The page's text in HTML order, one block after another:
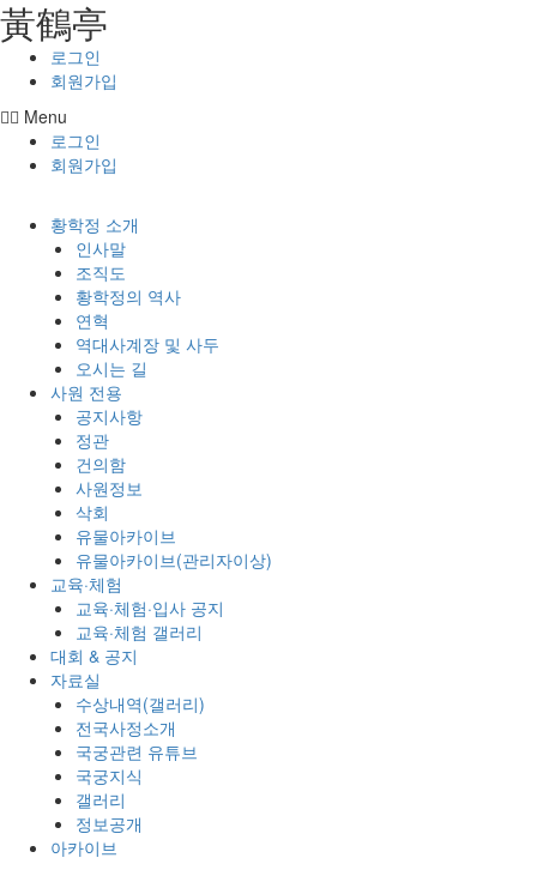
콘텐츠로
건너뛰기
⿈鶴亭
로그인
회원가입
Menu
로그인
회원가입
황학정 소개
인사말
조직도
황학정의 역사
연혁
역대사계장 및 사두
오시는 길
사원 전용
공지사항
정관
건의함
사원정보
삭회
유물아카이브
유물아카이브(관리자이상)
교육·체험
교육·체험·입사 공지
교육·체험 갤러리
대회 & 공지
자료실
수상내역(갤러리)
전국사정소개
국궁관련 유튜브
국궁지식
갤러리
정보공개
아카이브